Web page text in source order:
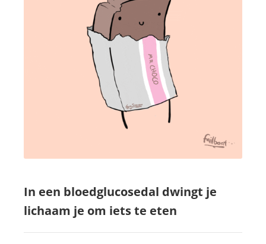
In een bloedglucosedal dwingt je
lichaam je om iets te eten